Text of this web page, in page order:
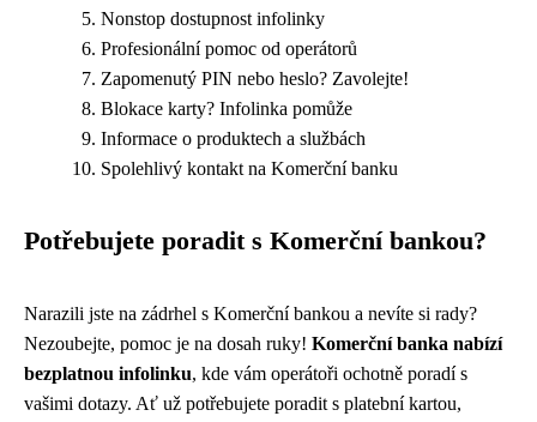
Nonstop dostupnost infolinky
Profesionální pomoc od operátorů
Zapomenutý PIN nebo heslo? Zavolejte!
Blokace karty? Infolinka pomůže
Informace o produktech a službách
Spolehlivý kontakt na Komerční banku
Potřebujete poradit s Komerční bankou?
Narazili jste na zádrhel s Komerční bankou a nevíte si rady?
Nezoubejte, pomoc je na dosah ruky! Komerční banka nabízí
bezplatnou infolinku, kde vám operátoři ochotně poradí s
vašimi dotazy. Ať už potřebujete poradit s platební kartou,